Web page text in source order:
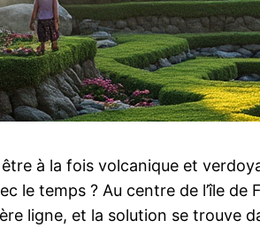
à la fois volcanique et
le temps ? Au centre de l’île
ligne, et la solution se trouve